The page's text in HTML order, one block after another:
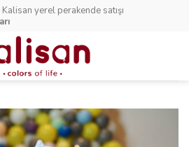
yerel perakende satışı